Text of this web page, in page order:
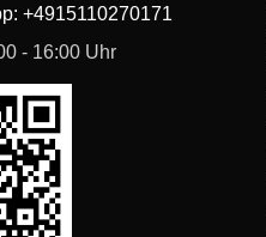
+4915110270171
- 16:00 Uhr